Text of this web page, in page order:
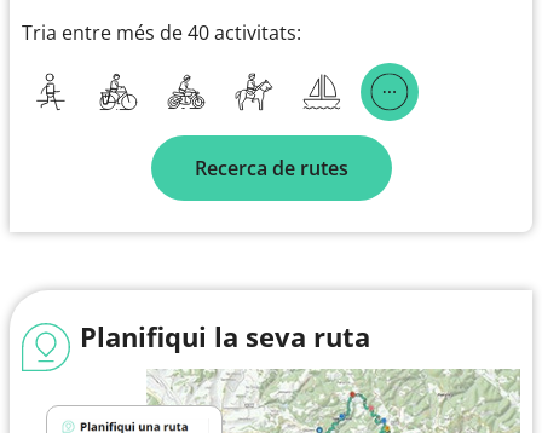
Tria entre més de 40 activitats:
Recerca de rutes
Planifiqui la seva ruta